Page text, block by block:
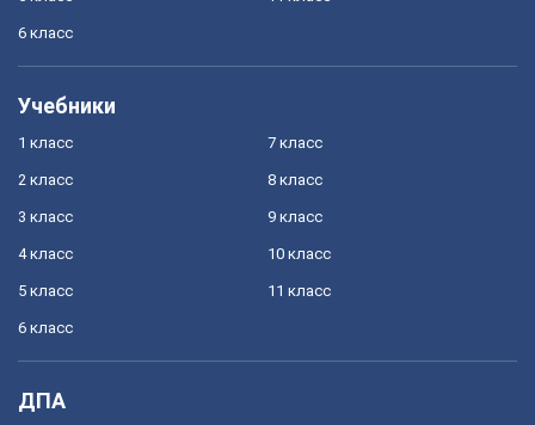
6 класс
Учебники
1 класс
2 класс
3 класс
4 класс
5 класс
6 класс
7 класс
8 класс
9 класс
10 класс
11 класс
ДПА